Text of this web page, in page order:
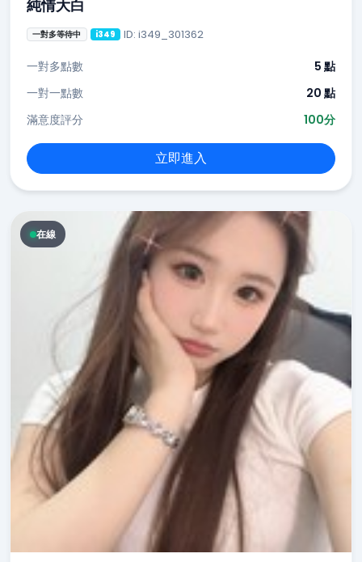
純情大白
一對多等待中 i349 ID: i349_301362
一對多點數
5 點
一對一點數
20 點
滿意度評分
100分
立即進入
在線